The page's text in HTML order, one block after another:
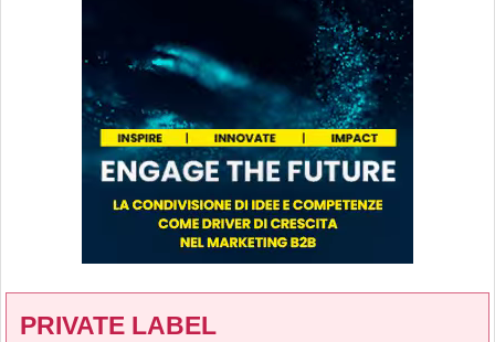
PRIVATE LABEL